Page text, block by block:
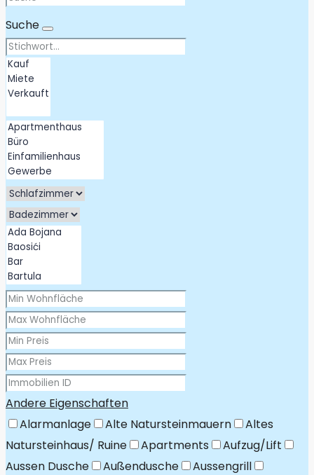
Suche
Andere Eigenschaften
Alarmanlage
Alte Natursteinmauern
Altes
Natursteinhaus/ Ruine
Apartments
Aufzug/Lift
Aussen Dusche
Außendusche
Aussengrill